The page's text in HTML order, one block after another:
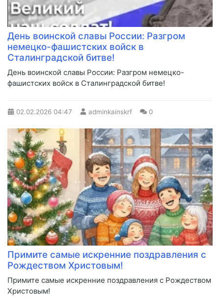
День воинской славы России: Разгром
немецко-фашистских войск в
Сталинградской битве!
День воинской славы России: Разгром немецко-
фашистских войск в Сталинградской битве!
02.02.2026 04:47 adminkainskrf 0
Примите самые искренние поздравления с
Рождеством Христовым!
Примите самые искренние поздравления с Рождеством
Христовым!